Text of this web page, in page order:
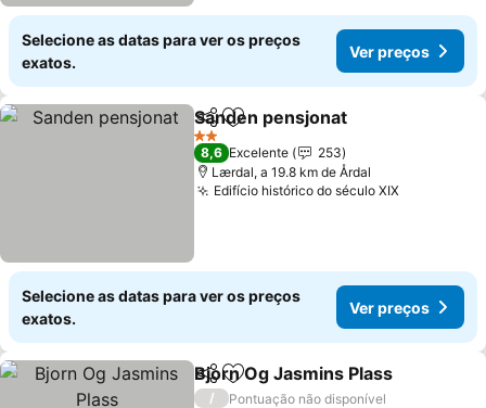
Selecione as datas para ver os preços
exatos.
Ver preços
PartilharAdicionar aos favoritos
Sanden pensjonat
2 Estrelas
8,6 Excelente
253
Lærdal, a 19.8 km de Årdal
Edifício histórico do século XIX
Selecione as datas para ver os preços
exatos.
Ver preços
PartilharAdicionar aos favoritos
Bjorn Og Jasmins Plass
/
Pontuação não disponível